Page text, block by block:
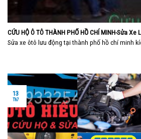
CỨU HỘ Ô TÔ THÀNH PHỐ HỒ CHÍ MINH-Sửa
Sửa xe ôtô lưu động tại thành phố hồ chí minh
13
Th7